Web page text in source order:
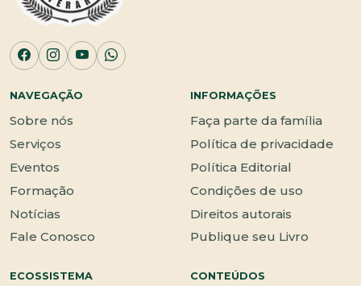
NAVEGAÇÃO
Sobre nós
Serviços
Eventos
Formação
Notícias
Fale Conosco
INFORMAÇÕES
Faça parte da família
Política de privacidade
Política Editorial
Condições de uso
Direitos autorais
Publique seu Livro
ECOSSISTEMA CONTEÚDOS